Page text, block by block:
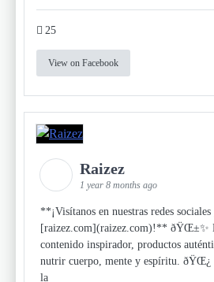
25
View on Facebook
Raizez
1 year 8 months ago
**¡Visítanos en nuestras redes sociales
[raizez.com](raizez.com)!** ðŸŒ±✨
contenido inspirador, productos
nutrir cuerpo, mente y espíritu.
la